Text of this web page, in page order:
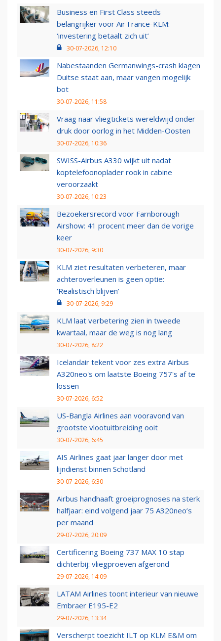
Business en First Class steeds
belangrijker voor Air France-KLM:
‘investering betaalt zich uit’
30-07-2026, 12:10
Nabestaanden Germanwings-crash klagen
Duitse staat aan, maar vangen mogelijk
bot
30-07-2026, 11:58
Vraag naar vliegtickets wereldwijd onder
druk door oorlog in het Midden-Oosten
30-07-2026, 10:36
SWISS-Airbus A330 wijkt uit nadat
koptelefoonoplader rook in cabine
veroorzaakt
30-07-2026, 10:23
Bezoekersrecord voor Farnborough
Airshow: 41 procent meer dan de vorige
keer
30-07-2026, 9:30
KLM ziet resultaten verbeteren, maar
achteroverleunen is geen optie:
‘Realistisch blijven’
30-07-2026, 9:29
KLM laat verbetering zien in tweede
kwartaal, maar de weg is nog lang
30-07-2026, 8:22
Icelandair tekent voor zes extra Airbus
A320neo's om laatste Boeing 757's af te
lossen
30-07-2026, 6:52
US-Bangla Airlines aan vooravond van
grootste vlootuitbreiding ooit
30-07-2026, 6:45
AIS Airlines gaat jaar langer door met
lijndienst binnen Schotland
30-07-2026, 6:30
Airbus handhaaft groeiprognoses na sterk
halfjaar: eind volgend jaar 75 A320neo’s
per maand
29-07-2026, 20:09
Certificering Boeing 737 MAX 10 stap
dichterbij: vliegproeven afgerond
29-07-2026, 14:09
LATAM Airlines toont interieur van nieuwe
Embraer E195-E2
29-07-2026, 13:34
Verscherpt toezicht ILT op KLM E&M om